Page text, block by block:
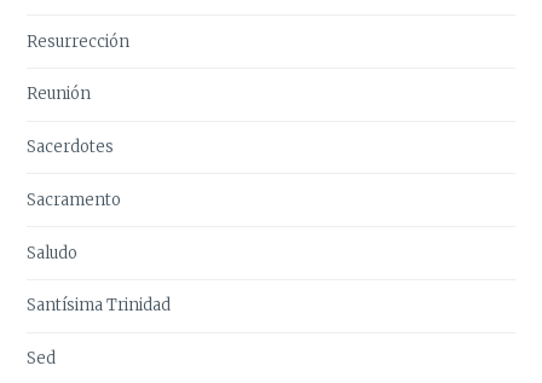
Resurrección
Reunión
Sacerdotes
Sacramento
Saludo
Santísima Trinidad
Sed